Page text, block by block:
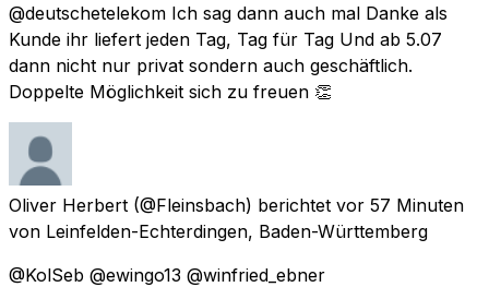
@deutschetelekom Ich sag dann auch mal Danke als
Kunde ihr liefert jeden Tag, Tag für Tag Und ab 5.07
dann nicht nur privat sondern auch geschäftlich.
Doppelte Möglichkeit sich zu freuen 👏
Oliver Herbert (@Fleinsbach) berichtet vor 57 Minuten
von Leinfelden-Echterdingen, Baden-Württemberg
@KolSeb @ewingo13 @winfried_ebner